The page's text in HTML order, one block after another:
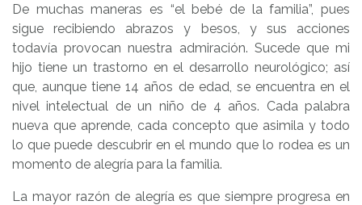
De muchas maneras es “el bebé de la familia”, pues
sigue recibiendo abrazos y besos, y sus acciones
todavía provocan nuestra admiración. Sucede que mi
hijo tiene un trastorno en el desarrollo neurológico; así
que, aunque tiene 14 años de edad, se encuentra en el
nivel intelectual de un niño de 4 años. Cada palabra
nueva que aprende, cada concepto que asimila y todo
lo que puede descubrir en el mundo que lo rodea es un
momento de alegría para la familia.
La mayor razón de alegría es que siempre progresa en